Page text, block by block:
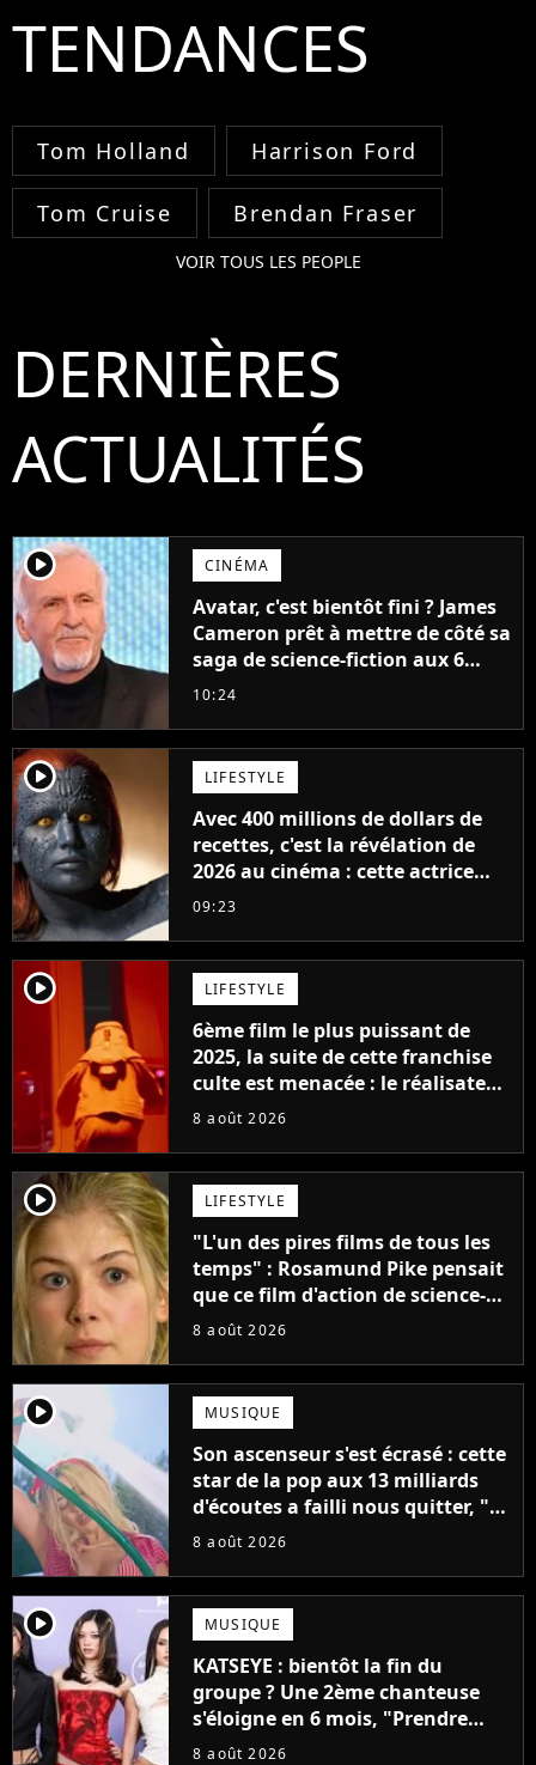
TENDANCES
Tom Holland Harrison Ford
Tom Cruise Brendan Fraser
VOIR TOUS LES PEOPLE
DERNIÈRES
ACTUALITÉS
player2 CINÉMA
Avatar, c'est bientôt fini ? James
Cameron prêt à mettre de côté sa
saga de science-fiction aux 6
milliards de recettes
10:24
player2 LIFESTYLE
Avec 400 millions de dollars de
recettes, c'est la révélation de
2026 au cinéma : cette actrice
adorée prête à remplacer
09:23
player2 LIFESTYLE
6ème film le plus puissant de
2025, la suite de cette franchise
culte est menacée : le réalisateur
claque la porte pour "différends
8 août 2026
player2 LIFESTYLE
"L'un des pires films de tous les
temps" : Rosamund Pike pensait
que ce film d'action de science-
fiction avec Dwayne Johnson
8 août 2026
player2 MUSIQUE
Son ascenseur s'est écrasé : cette
star de la pop aux 13 milliards
d'écoutes a failli nous quitter, "Je
pensais ne plus jamais chanter"
8 août 2026
player2 MUSIQUE
KATSEYE : bientôt la fin du
groupe ? Une 2ème chanteuse
s'éloigne en 6 mois, "Prendre
cette décision n’a pas été facile"
8 août 2026